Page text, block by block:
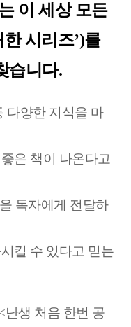
이 세상 모든
시리즈’)를
습니다.
다양한 지식을 마
은 책이 나온다고
을 독자에게 전달하
킬 수 있다고 믿는
난생 처음 한번 공